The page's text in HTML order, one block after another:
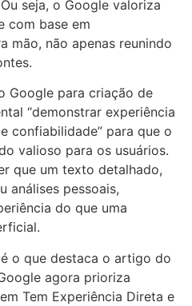
seja, o Google valoriza
com base em
mão, não apenas reunindo
Google para criação de
“demonstrar experiência
confiabilidade” para que o
valioso para os usuários.
que um texto detalhado,
análises pessoais,
do que uma
o que destaca o artigo do
agora prioriza
Tem Experiência Direta e